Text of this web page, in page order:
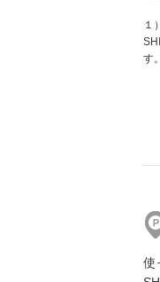
目黒区
よ
１
す。
使